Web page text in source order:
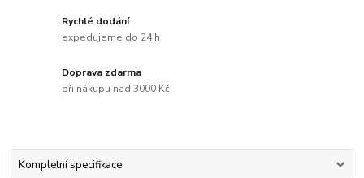
Rychlé dodání
expedujeme do 24 h
Doprava zdarma
při nákupu nad 3000 Kč
Kompletní specifikace